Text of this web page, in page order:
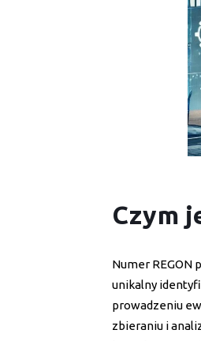
Czym
Numer REGON
unikalny
prowadzeniu
zbieraniu i